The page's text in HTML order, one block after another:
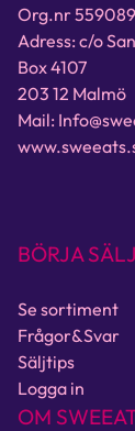
Org.nr
Adress: c/o
Box 4107
203 12 Malmö
Mail:
BÖRJA
Se sortiment
Frågor&Svar
Säljtips
Logga in
OM